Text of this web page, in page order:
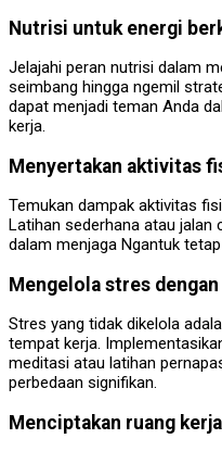
Nutrisi untuk energi
Jelajahi peran nutrisi dalam
seimbang hingga ngemil
dapat menjadi teman Anda
kerja.
Menyertakan aktivitas
Temukan dampak aktivitas
Latihan sederhana atau jalan
dalam menjaga Ngantuk
Mengelola stres
Stres yang tidak dikelola
tempat kerja.
meditasi atau latihan
perbedaan signifikan.
Menciptakan ruang